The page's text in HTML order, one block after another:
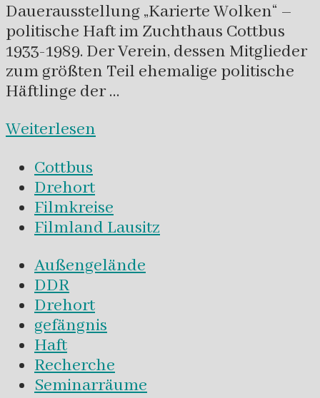
Dauerausstellung „Karierte Wolken“ –
politische Haft im Zuchthaus Cottbus
1933-1989. Der Verein, dessen Mitglieder
zum größten Teil ehemalige politische
Häftlinge der …
Weiterlesen
Cottbus
Drehort
Filmkreise
Filmland Lausitz
Außengelände
DDR
Drehort
gefängnis
Haft
Recherche
Seminarräume